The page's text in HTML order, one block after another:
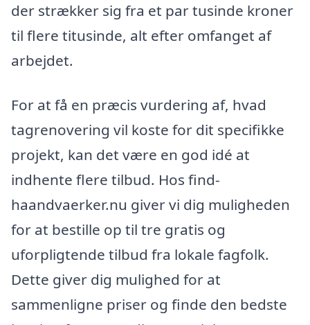
der strækker sig fra et par tusinde kroner
til flere titusinde, alt efter omfanget af
arbejdet.
For at få en præcis vurdering af, hvad
tagrenovering vil koste for dit specifikke
projekt, kan det være en god idé at
indhente flere tilbud. Hos find-
haandvaerker.nu giver vi dig muligheden
for at bestille op til tre gratis og
uforpligtende tilbud fra lokale fagfolk.
Dette giver dig mulighed for at
sammenligne priser og finde den bedste